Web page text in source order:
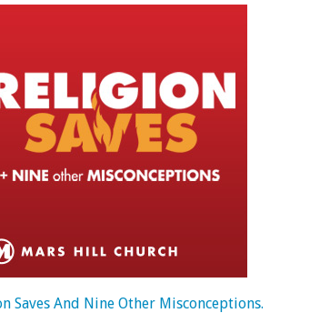
Saves And Nine Other Misconceptions.